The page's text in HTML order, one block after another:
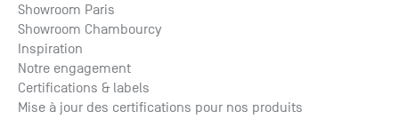
Showroom Paris
Showroom Chambourcy
Inspiration
Notre engagement
Certifications & labels
Mise à jour des certifications pour nos produits